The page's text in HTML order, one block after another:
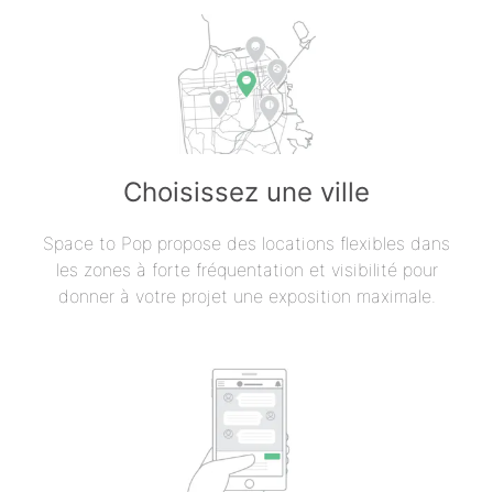
Choisissez une ville
Space to Pop propose des locations flexibles dans
les zones à forte fréquentation et visibilité pour
donner à votre projet une exposition maximale.